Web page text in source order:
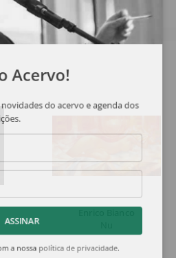
Acervo!
do acervo e agenda dos
ASSINAR
a nossapolítica de privacidade